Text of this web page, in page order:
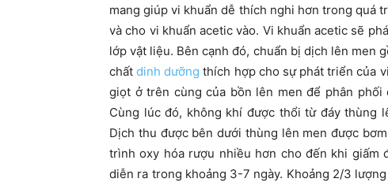
mang giúp vi khuẩn dễ thích nghi hơn trong quá
và cho vi khuẩn acetic vào. Vi khuẩn acetic sẽ
lớp vật liệu. Bên cạnh đó, chuẩn bị dịch lên men
chấtdinh dưỡng thích hợp cho sự phát triển của
giọt ở trên cùng của bồn lên men để phân
Cùng lúc đó, không khí được thổi từ đáy thùng
Dịch thu được bên dưới thùng lên men được
trình oxy hóa rượu nhiều hơn cho đến khi giấm
diễn ra trong khoảng 3-7 ngày. Khoảng 2/3